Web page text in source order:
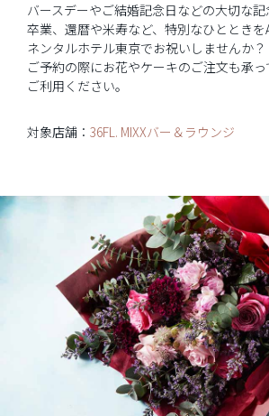
バースデーやご結婚記念日などの大切な
卒業、還暦や米寿など、特別なひとときを
ネンタルホテル東京でお祝いしませんか？
ご予約の際にお花やケーキのご注文も承
ご利用ください。
対象店舗： 36FL. MIXXバー＆ラウンジ